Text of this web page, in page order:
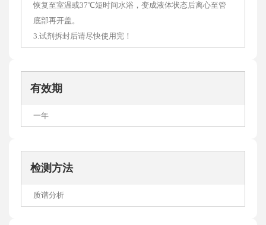
恢复至室温或37℃短时间水浴，变成液体状态后离心至管
底部再开盖。
3.试剂拆封后请尽快使用完！
有效期
一年
检测方法
质谱分析